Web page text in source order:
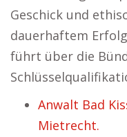
Geschick und
dauerhaftem
führt über die
Anwalt Bad
Mietrecht.